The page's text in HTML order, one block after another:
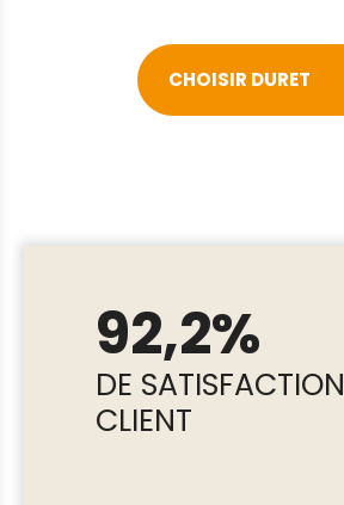
CHOISIR DURET
92,2%
DE SATISFACTION
CLIENT